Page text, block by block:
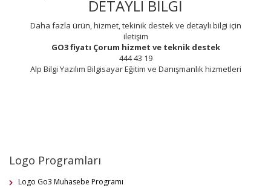
DETAYLI BİLGİ
Daha fazla ürün, hizmet, tekinik destek ve detaylı bilgi için
iletişim
GO3 fiyatı Çorum hizmet ve teknik destek
444 43 19
Alp Bilgi Yazılım Bilgisayar Eğitim ve Danışmanlık hizmetleri
Logo Programları
Logo Go3 Muhasebe Programı